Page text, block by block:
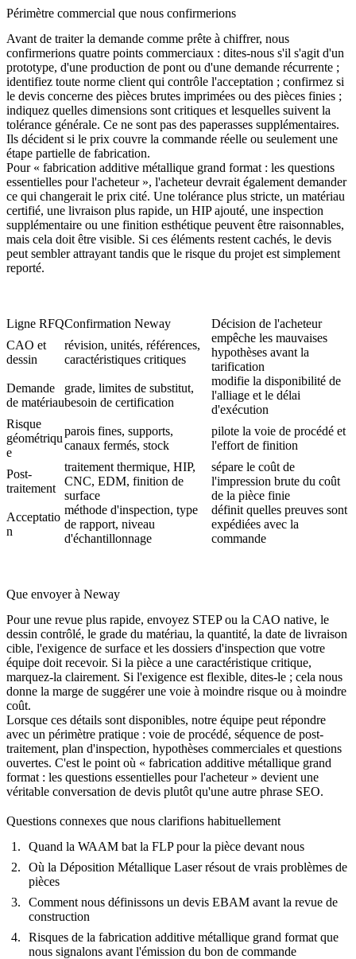
Périmètre commercial que nous confirmerions
Avant de traiter la demande comme prête à chiffrer, nous
confirmerions quatre points commerciaux : dites-nous s'il s'agit d'un
prototype, d'une production de pont ou d'une demande récurrente ;
identifiez toute norme client qui contrôle l'acceptation ; confirmez si
le devis concerne des pièces brutes imprimées ou des pièces finies ;
indiquez quelles dimensions sont critiques et lesquelles suivent la
tolérance générale. Ce ne sont pas des paperasses supplémentaires.
Ils décident si le prix couvre la commande réelle ou seulement une
étape partielle de fabrication.
Pour « fabrication additive métallique grand format : les questions
essentielles pour l'acheteur », l'acheteur devrait également demander
ce qui changerait le prix cité. Une tolérance plus stricte, un matériau
certifié, une livraison plus rapide, un HIP ajouté, une inspection
supplémentaire ou une finition esthétique peuvent être raisonnables,
mais cela doit être visible. Si ces éléments restent cachés, le devis
peut sembler attrayant tandis que le risque du projet est simplement
reporté.
Ligne RFQConfirmation Neway
Décision de l'acheteur
CAO et
dessin
révision, unités, références,
caractéristiques critiques
empêche les mauvaises
hypothèses avant la
tarification
Demande
de matériau
grade, limites de substitut,
besoin de certification
modifie la disponibilité de
l'alliage et le délai
d'exécution
Risque
géométriqu
e
parois fines, supports,
canaux fermés, stock
pilote la voie de procédé et
l'effort de finition
Post-
traitement
traitement thermique, HIP,
CNC, EDM, finition de
surface
sépare le coût de
l'impression brute du coût
de la pièce finie
Acceptatio
n
méthode d'inspection, type
de rapport, niveau
d'échantillonnage
définit quelles preuves sont
expédiées avec la
commande
Que envoyer à Neway
Pour une revue plus rapide, envoyez STEP ou la CAO native, le
dessin contrôlé, le grade du matériau, la quantité, la date de livraison
cible, l'exigence de surface et les dossiers d'inspection que votre
équipe doit recevoir. Si la pièce a une caractéristique critique,
marquez-la clairement. Si l'exigence est flexible, dites-le ; cela nous
donne la marge de suggérer une voie à moindre risque ou à moindre
coût.
Lorsque ces détails sont disponibles, notre équipe peut répondre
avec un périmètre pratique : voie de procédé, séquence de post-
traitement, plan d'inspection, hypothèses commerciales et questions
ouvertes. C'est le point où « fabrication additive métallique grand
format : les questions essentielles pour l'acheteur » devient une
véritable conversation de devis plutôt qu'une autre phrase SEO.
Questions connexes que nous clarifions habituellement
Quand la WAAM bat la FLP pour la pièce devant nous
Où la Déposition Métallique Laser résout de vrais problèmes de
pièces
Comment nous définissons un devis EBAM avant la revue de
construction
Risques de la fabrication additive métallique grand format que
nous signalons avant l'émission du bon de commande